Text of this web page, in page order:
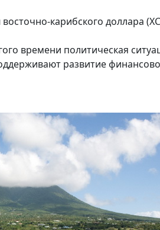
карибского доллара
времени политическая
развитие